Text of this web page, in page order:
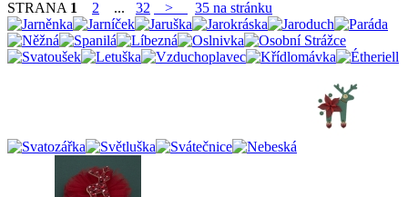
STRANA 1 2 ... 32 > 35 na stránku